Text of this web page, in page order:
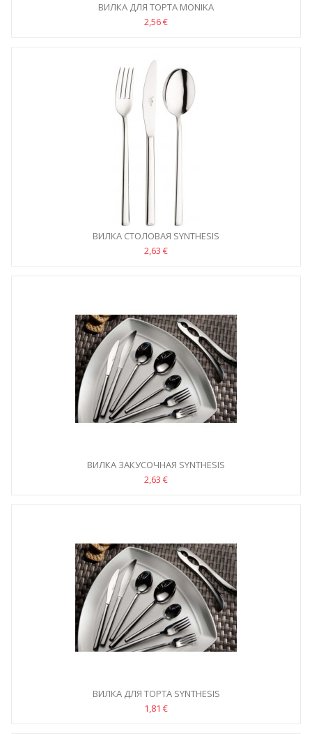
ВИЛКА ДЛЯ ТОРТА MONIKA
2,56 €
ВИЛКА СТОЛОВАЯ SYNTHESIS
2,63 €
ВИЛКА ЗАКУСОЧНАЯ SYNTHESIS
2,63 €
ВИЛКА ДЛЯ ТОРТА SYNTHESIS
1,81 €